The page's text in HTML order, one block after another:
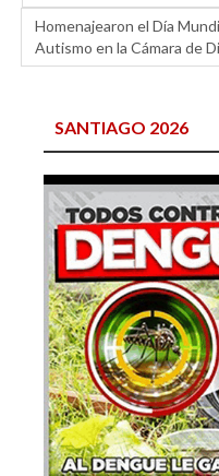
Homenajearon el Día
Autismo en la Cámara de
SANTIAGO 2026